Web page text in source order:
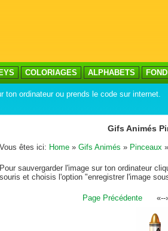
COLORIAGES ALPHABETS
ton ordinateur ou prends le code sur internet.
Gifs Animés
Vous êtes ici: Home » Gifs Animés » Pinceaux
Pour sauvergarder l'image sur ton ordinateur
souris et choisis l'option "enregistrer l'image
Page Précédente